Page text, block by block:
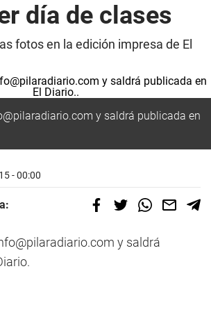
día de clases
fotos en la edición impresa de El
y saldrá publicada en
- 00:00
y saldrá